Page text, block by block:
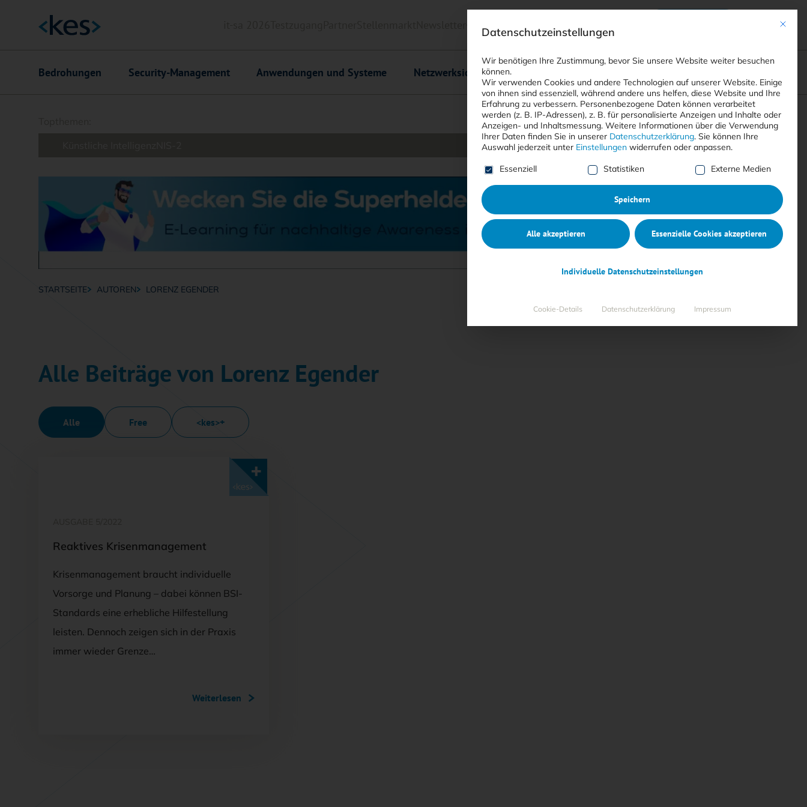
Suchen
<kes>+ Downloads
Hauptnavigation
Bedrohungen Security-Management Anwendungen und Systeme Netzwerksicherheit
Breadcrumb-Navigation
STARTSEITE AUTOREN LORENZ EGENDER
Alle Beiträge von Lorenz Egender
Alle Free <kes>+
Reaktives Krisenmanagement
Krisenmanagement braucht individuelle
Vorsorge und Planung – dabei können BSI-
Standards eine erhebliche Hilfestellung
leisten. Dennoch zeigen sich in der Praxis
immer wieder Grenze…
Weiterlesen
Mit
Datenschutzeinstellungen
Wir benötigen Ihre Zustimmung, bevor Sie unsere Website weiter besuchen
können.
Wir verwenden Cookies und andere Technologien auf unserer Website. Einige
von ihnen sind essenziell, während andere uns helfen, diese Website und Ihre
Erfahrung zu verbessern. Personenbezogene Daten können verarbeitet
werden (z. B. IP-Adressen), z. B. für personalisierte Anzeigen und Inhalte oder
Anzeigen- und Inhaltsmessung. Weitere Informationen über die Verwendung
Ihrer Daten finden Sie in unserer Datenschutzerklärung. Sie können Ihre
Auswahl jederzeit unter Einstellungen widerrufen oder anpassen.
Es folgt eine Liste der Service-Gruppen, für die eine Einwilligung
Essenziell Statistiken Externe Medien
Speichern
Alle akzeptieren Essenzielle Cookies akzeptieren
Individuelle Datenschutzeinstellungen
Cookie-Details Datenschutzerklärung Impressum